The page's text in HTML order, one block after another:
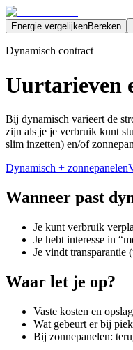
Energie vergelijkenBereken
Dynamisch contract
Uurtarieven
Bij dynamisch varieert de
zijn als je je verbruik kunt
slim inzetten) en/of
Dynamisch + zonnepanelen
Wanneer past
Je kunt verbruik
Je hebt interesse in
Je vindt transparantie
Waar let je op?
Vaste kosten en
Wat gebeurt er bij
Bij zonnepanelen: